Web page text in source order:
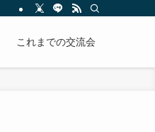
これまでの交流会